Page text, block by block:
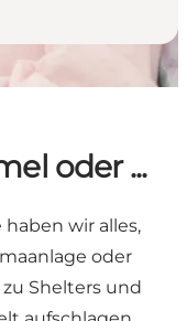
oder ...
wir alles,
oder
Shelters und